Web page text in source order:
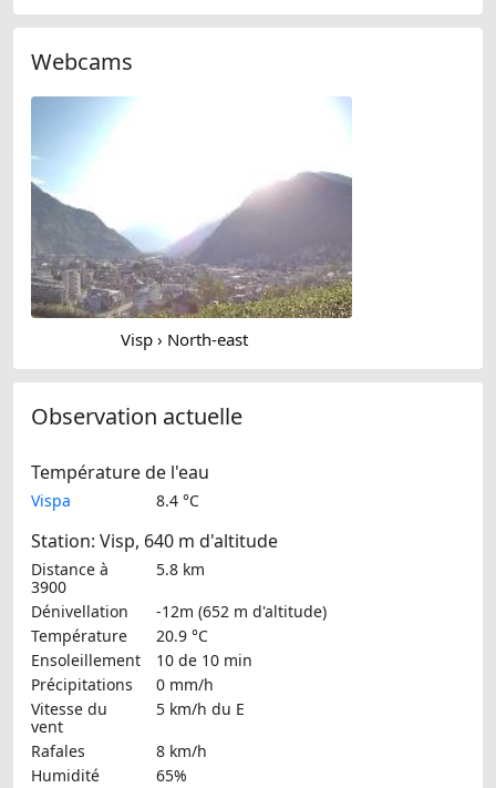
Webcams
Visp › North-east
Observation actuelle
Température de l'eau
Vispa 8.4 °C
Station: Visp, 640 m d'altitude
Distance à
3900
5.8 km
Dénivellation
-12m (652 m d'altitude)
Température
20.9 °C
Ensoleillement
10 de 10 min
Précipitations
0 mm/h
Vitesse du
vent
5 km/h du E
Rafales
8 km/h
Humidité
65%